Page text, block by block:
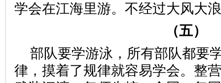
学会在江海里游。不经过大风大
（五）
部队要学游泳，所有部队都要
律，摸着了规律就容易学会。整